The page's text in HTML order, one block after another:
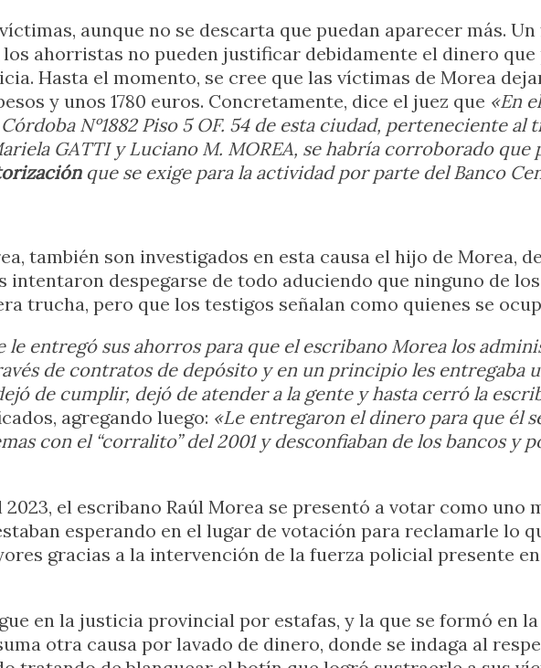
aunque no se descarta que puedan aparecer más.
los ahorristas no pueden justificar debidamente el dinero
Hasta el momento, se cree que las víctimas de Morea
y unos 1780 euros. Concretamente, dice el juez que «En
Nº1882 Piso 5 OF. 54 de esta ciudad, perteneciente
GATTI y Luciano M. MOREA, se habría corroborado
que se exige para la actividad por parte del Banco
también son investigados en esta causa el hijo de Morea,
despegarse de todo aduciendo que ninguno de
trucha, pero que los testigos señalan como quienes se
le entregó sus ahorros para que el escribano Morea los
de contratos de depósito y en un principio les entregaba
de cumplir, dejó de atender a la gente y hasta cerró la
agregando luego: «Le entregaron el dinero para que él
con el “corralito” del 2001 y desconfiaban de los bancos y
el escribano Raúl Morea se presentó a votar como uno
esperando en el lugar de votación para reclamarle lo
gracias a la intervención de la fuerza policial presente
en la justicia provincial por estafas, y la que se formó en
otra causa por lavado de dinero, donde se indaga al